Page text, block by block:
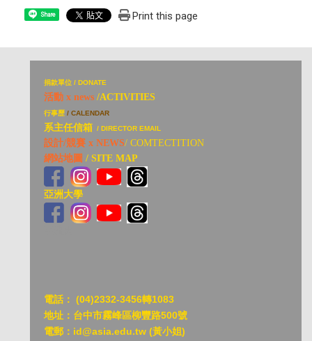
Share Print this page
捐款單位 / DONATE
活動 x news /ACTIVITIES
行事歷 / CALENDAR
系主任信箱 / DIRECTOR EMAIL
設計/競賽 x NEWS/ COMTECTITION
網站地圖 / SITE MAP
亞洲大學
電話： (04)2332-3456轉1083
地址：台中市霧峰區柳豐路500號
電郵：id@asia.edu.tw (黃小姐)